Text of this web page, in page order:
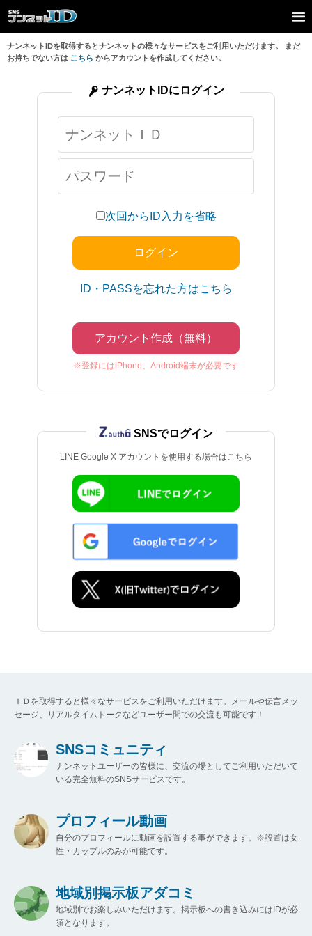
ナンネットIDを取得するとナンネットの様々なサービスをご利用いただけます。 まだ
お持ちでない方は こちら からアカウントを作成してください。
次回からID入力を省略
ID・PASSを忘れた方はこちら
アカウント作成（無料）
※登録にはiPhone、Android端末が必要です
ナンネットIDにログイン
LINE Google X アカウントを使用する場合はこちら
SNSでログイン
ＩＤを取得すると様々なサービスをご利用いただけます。メールや伝言メッ
セージ、リアルタイムトークなどユーザー間での交流も可能です！
SNSコミュニティ
ナンネットユーザーの皆様に、交流の場としてご利用いただいて
いる完全無料のSNSサービスです。
プロフィール動画
自分のプロフィールに動画を設置する事ができます。※設置は女
性・カップルのみが可能です。
地域別掲示板アダコミ
地域別でお楽しみいただけます。掲示板への書き込みにはIDが必
須となります。